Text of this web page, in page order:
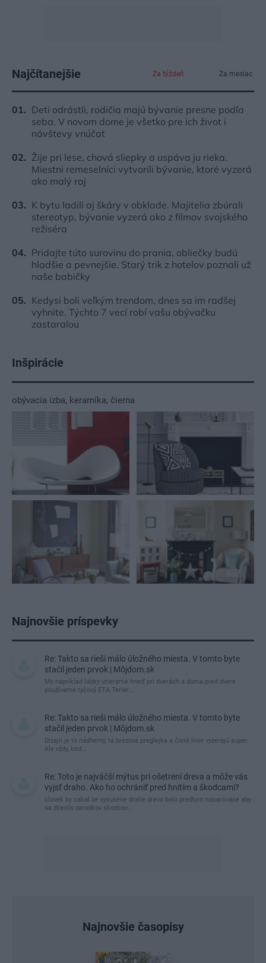
Najčítanejšie Za týždeň Za mesiac
Deti odrástli, rodičia majú bývanie presne podľa
seba. V novom dome je všetko pre ich život i
návštevy vnúčat
Žije pri lese, chová sliepky a uspáva ju rieka.
Miestni remeselníci vytvorili bývanie, ktoré vyzerá
ako malý raj
K bytu ladili aj škáry v obklade. Majitelia zbúrali
stereotyp, bývanie vyzerá ako z filmov svojského
režiséra
Pridajte túto surovinu do prania, obliečky budú
hladšie a pevnejšie. Starý trik z hotelov poznali už
naše babičky
Kedysi boli veľkým trendom, dnes sa im radšej
vyhnite. Týchto 7 vecí robí vašu obývačku
zastaralou
Inšpirácie
obývacia izba, keramika, čierna
Najnovšie príspevky
Re: Takto sa rieši málo úložného miesta. V tomto byte
stačil jeden prvok | Môjdom.sk
My napríklad labky utierame hneď pri dverách a doma pred dvere
používame tyčový ETA Terier…
Re: Takto sa rieši málo úložného miesta. V tomto byte
stačil jeden prvok | Môjdom.sk
Dizajn je to nádherný, tá brezová preglejka a čisté línie vyzerajú super.
Ale vždy, keď…
Re: Toto je najväčší mýtus pri ošetrení dreva a môže vás
vyjsť draho. Ako ho ochrániť pred hnitím a škodcami?
clovek by cakal ze vysusene drahe drevo bolo predtym naparovane aby
sa zbavilo zarodkov skodcov...
Najnovšie časopisy